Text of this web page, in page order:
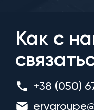
Как с
+38 (050)